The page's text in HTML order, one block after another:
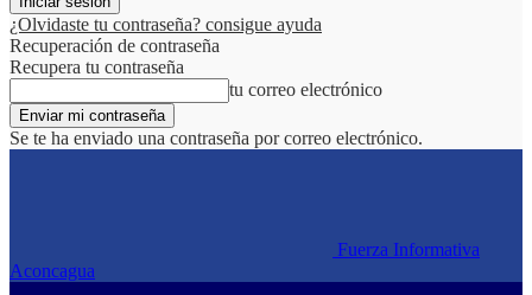
¿Olvidaste tu contraseña? consigue ayuda
Recuperación de contraseña
Recupera tu contraseña
tu correo electrónico
Se te ha enviado una contraseña por correo electrónico.
Fuerza Informativa
Aconcagua